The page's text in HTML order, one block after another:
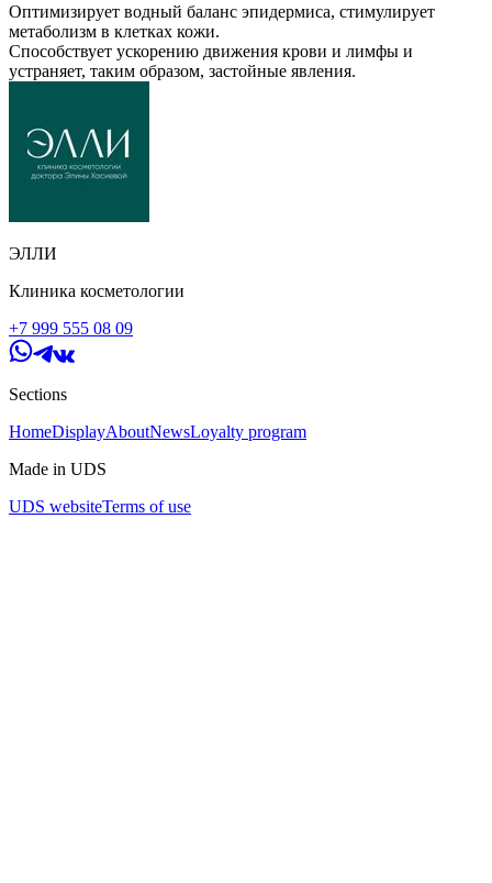
Оптимизирует водный баланс эпидермиса, стимулирует
метаболизм в клетках кожи.
Способствует ускорению движения крови и лимфы и
устраняет, таким образом, застойные явления.
ЭЛЛИ
Клиника косметологии
+7 999 555 08 09
Sections
HomeDisplayAboutNewsLoyalty program
Made in UDS
UDS websiteTerms of use